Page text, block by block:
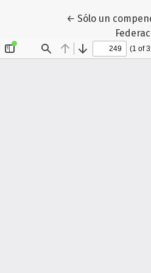
← Volver a los
Sólo un